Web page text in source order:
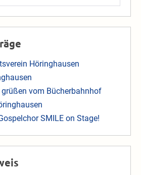
Höringhausen
vom Bücherbahnhof
SMILE on Stage!